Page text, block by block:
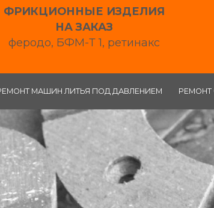
ФРИКЦИОННЫЕ ИЗДЕЛИЯ
НА ЗАКАЗ
феродо, БФМ-Т 1, ретинакс
МАШИН ЛИТЬЯ ПОД ДАВЛЕНИЕМ